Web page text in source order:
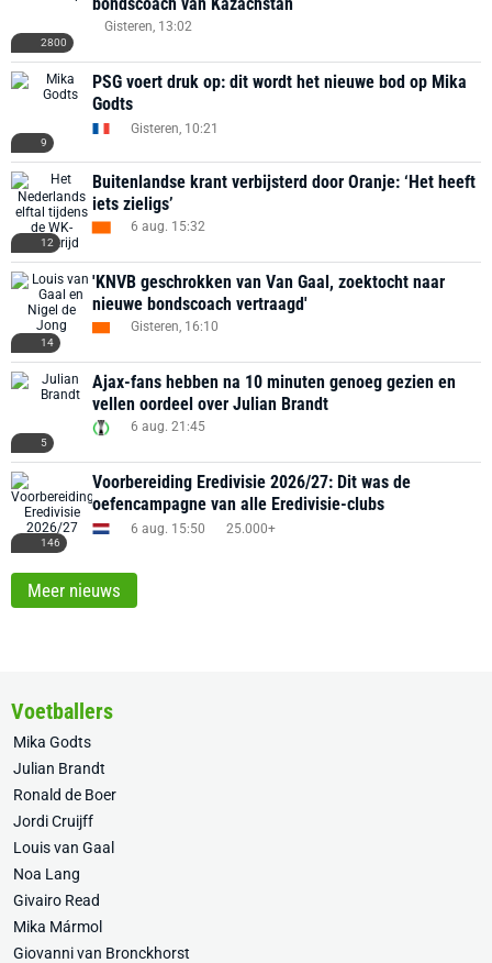
2800
Gisteren, 13:02
9
PSG voert druk op: dit wordt het nieuwe bod op Mika
Godts
Gisteren, 10:21
12
Buitenlandse krant verbijsterd door Oranje: ‘Het heeft
iets zieligs’
6 aug. 15:32
14
'KNVB geschrokken van Van Gaal, zoektocht naar
nieuwe bondscoach vertraagd'
Gisteren, 16:10
5
Ajax-fans hebben na 10 minuten genoeg gezien en
vellen oordeel over Julian Brandt
6 aug. 21:45
146
Voorbereiding Eredivisie 2026/27: Dit was de
oefencampagne van alle Eredivisie-clubs
6 aug. 15:50 25.000+
Meer nieuws
Voetballers
Mika Godts
Julian Brandt
Ronald de Boer
Jordi Cruijff
Louis van Gaal
Noa Lang
Givairo Read
Mika Mármol
Giovanni van Bronckhorst